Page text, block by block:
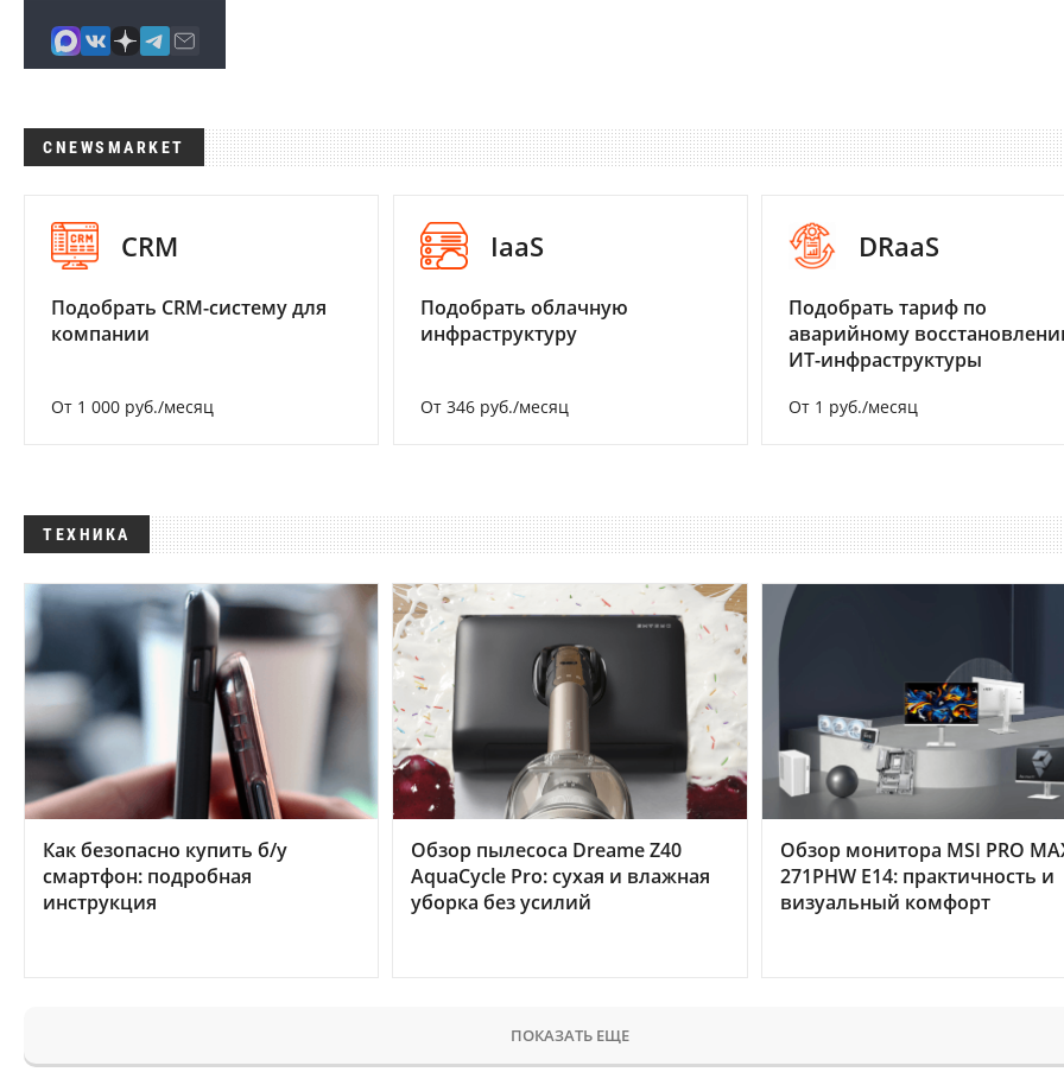
CNEWSMARKET
CRM
Подобрать CRM-систему для
компании
От 1 000 руб./месяц
IaaS
Подобрать облачную
инфраструктуру
От 346 руб./месяц
DRaaS
Подобрать тариф по
аварийному
ИТ-инфраструктуры
От 1 руб./месяц
ТЕХНИКА
Как безопасно купить б/у
смартфон: подробная
инструкция
Обзор пылесоса Dreame Z40
AquaCycle Pro: сухая и влажная
уборка без усилий
Обзор монитора MSI PRO
271PHW E14: практичность и
визуальный комфорт
ПОКАЗАТЬ ЕЩЕ